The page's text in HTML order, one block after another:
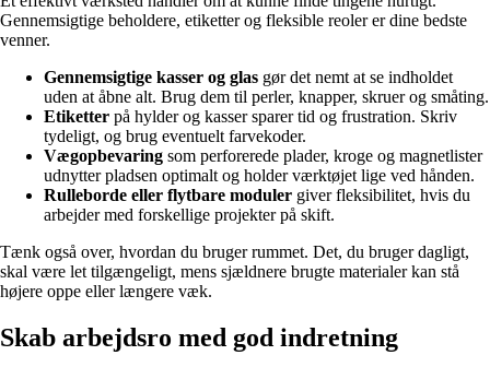
Gennemsigtige beholdere, etiketter og fleksible reoler er dine bedste
venner.
Gennemsigtige kasser og glas gør det nemt at se indholdet
uden at åbne alt. Brug dem til perler, knapper, skruer og småting.
Etiketter på hylder og kasser sparer tid og frustration. Skriv
tydeligt, og brug eventuelt farvekoder.
Vægopbevaring som perforerede plader, kroge og magnetlister
udnytter pladsen optimalt og holder værktøjet lige ved hånden.
Rulleborde eller flytbare moduler giver fleksibilitet, hvis du
arbejder med forskellige projekter på skift.
Tænk også over, hvordan du bruger rummet. Det, du bruger dagligt,
skal være let tilgængeligt, mens sjældnere brugte materialer kan stå
højere oppe eller længere væk.
Skab arbejdsro med god indretning